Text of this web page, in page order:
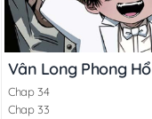
Vân Long Phong Hổ
Chap 34
Chap 33